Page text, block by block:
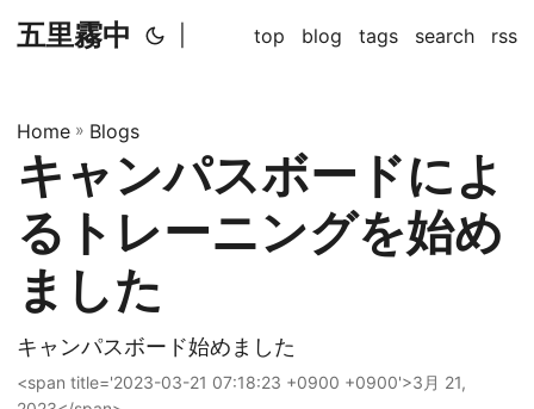
五里霧中 top blog tags search rss
Home » Blogs
キャンパスボードによ
るトレーニングを始め
ました
キャンパスボード始めました
<span title='2023-03-21 07:18:23 +0900 +0900'>3月 21,